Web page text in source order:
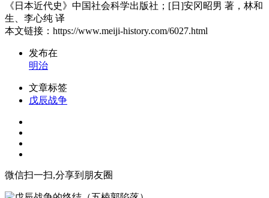
《日本近代史》中国社会科学出版社；[日]安冈昭男 著，林和
生、李心纯 译
本文链接：https://www.meiji-history.com/6027.html
发布在
明治
文章标签
戊辰战争
微信扫一扫,分享到朋友圈